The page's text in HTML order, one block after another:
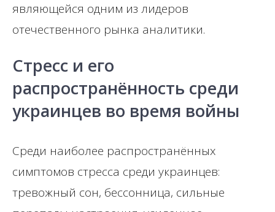
являющейся одним из лидеров
отечественного рынка аналитики.
Стресс и его
распространённость среди
украинцев во время войны
Среди наиболее распространённых
симптомов стресса среди украинцев:
тревожный сон, бессонница, сильные